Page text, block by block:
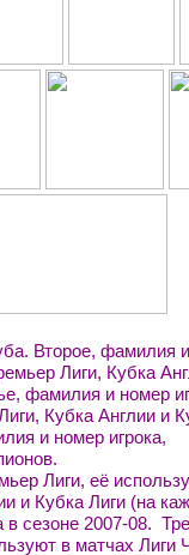
Второе, фамилия
Лиги, Кубка
фамилия и номер
Кубка Англии и
и номер игрока,
Лиги, её
и Кубка Лиги (на
в сезоне 2007-08.
в матчах Лиги